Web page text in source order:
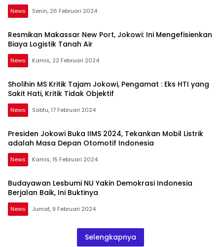
News Senin, 26 Februari 2024
Resmikan Makassar New Port, Jokowi: Ini Mengefisienkan
Biaya Logistik Tanah Air
News Kamis, 22 Februari 2024
Sholihin MS Kritik Tajam Jokowi, Pengamat : Eks HTI yang
Sakit Hati, Kritik Tidak Objektif
News Sabtu, 17 Februari 2024
Presiden Jokowi Buka IIMS 2024, Tekankan Mobil Listrik
adalah Masa Depan Otomotif Indonesia
News Kamis, 15 Februari 2024
Budayawan Lesbumi NU Yakin Demokrasi Indonesia
Berjalan Baik, Ini Buktinya
News Jumat, 9 Februari 2024
Selengkapnya